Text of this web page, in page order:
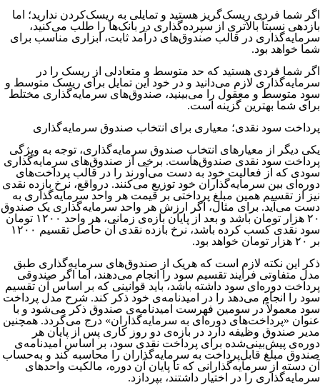
اگر شما فردی ریسک‌گریز هستید و تمایلی به ریسک‌کردن ندارید؛ اما
بازدهی نسبتاً بالاتری از سپرده‌‌‌‌‌‌‌گذاری در بانک‌‌‌‌‌‌‌ها را طلب می‌‌‌‌‌‌‌کنید،
سرمایه‌‌‌‌‌‌‌گذاری در قالب صندوق‌‌‌‌‌‌‌های درآمد ثابت، ابزاری مناسب برای
شما خواهد بود.
اگر شما فردی هستید که حد متوسط و متعادلی از ریسک را در
سرمایه‌گذاری لازم می‌دانید و در خود این تمایل برای ریسک متوسط و
سود متوسط و معقول را می‌بینید، صندوق‌های سرمایه‌گذاری مختلط
برای شما بهترین گزینه است.
پرداخت سود نقدی؛ معیاری برای انتخاب صندوق سرمایه‌گذاری
یکی دیگر از معیارهای انتخاب صندوق سرمایه‌گذاری، توجه به ویژگی
پرداخت سود نقدی صندوق‌هاست. برخی از صندوق‌های سرمایه‌گذاری
سودی که از فعالیت خود به دست می‌‌‌‌‌‌‌آورند را در قالب پرداخت‌‌‌‌‌‌‌های
دوره‌‌‌‌‌‌‌ای بین سرمایه‌‌‌‌‌‌‌گذاران خود توزیع می‌‌‌‌‌‌‌کنند. درواقع، نرخ بازده نقدی
نیز از تقسیم همین مبلغ پرداختی بر قیمت هر واحد سرمایه‌گذاری به
دست می‌آید. برای مثال، اگر ارزش هر واحد سرمایه‌گذاری یک صندوق
۲۰ هزار تومان باشد و بعد از پایان بازه‌ی زمانی، هر واحد ۱۲۰۰ تومان
سود نقدی کسب کرده باشد، نرخ بازده نقدی آن حاصل تقسیم ۱۲۰۰
بر ۲۰ هزار تومان خواهد بود.
ذکر این نکته لازم است که هریک از صندوق‌های سرمایه‌گذاری طبق
مدل متفاوتی فرایند تقسیم سود را انجام می‌دهند، اما اگر صندوقی
پرداخت دوره‌ای سود داشته باشد، باید قوانینی که بر اساس آن تقسیم
سود را انجام می‌دهد را در امیدنامه‌ی خود ذکر کند. شرح مدل پرداخت
سود معمولاً در سومین فهرست امیدنامه‌ی صندوق ذکر می‌شود و با
عنوان «پرداخت‌های دوره‌ای به سرمایه‌گذاران» درج می‌گردد. همچنین
مدیر صندوق وظیفه دارد در بازه‌ی دو روز کاری پس از پایان هر
دوره‌ی پیش‌بینی‌شده برای پرداخت نقدی سود، بر اساس امیدنامه‌ی
صندوق مبلغ قابل‌پرداخت به سرمایه‌گذاران را محاسبه کند و به‌حساب
آن دسته از سرمایه‌گذارانی که تا پایان آن دوره، مالکیت واحدهای
سرمایه‌گذاری را در اختیار داشتند، بپردازد.